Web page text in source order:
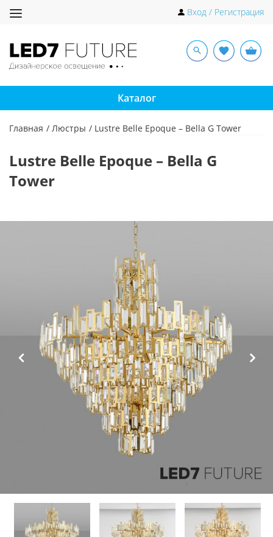
Toggle
Вход / Регистрация
Каталог
Главная Люстры Lustre Belle Epoque – Bella G Tower
Lustre Belle Epoque – Bella G
Tower